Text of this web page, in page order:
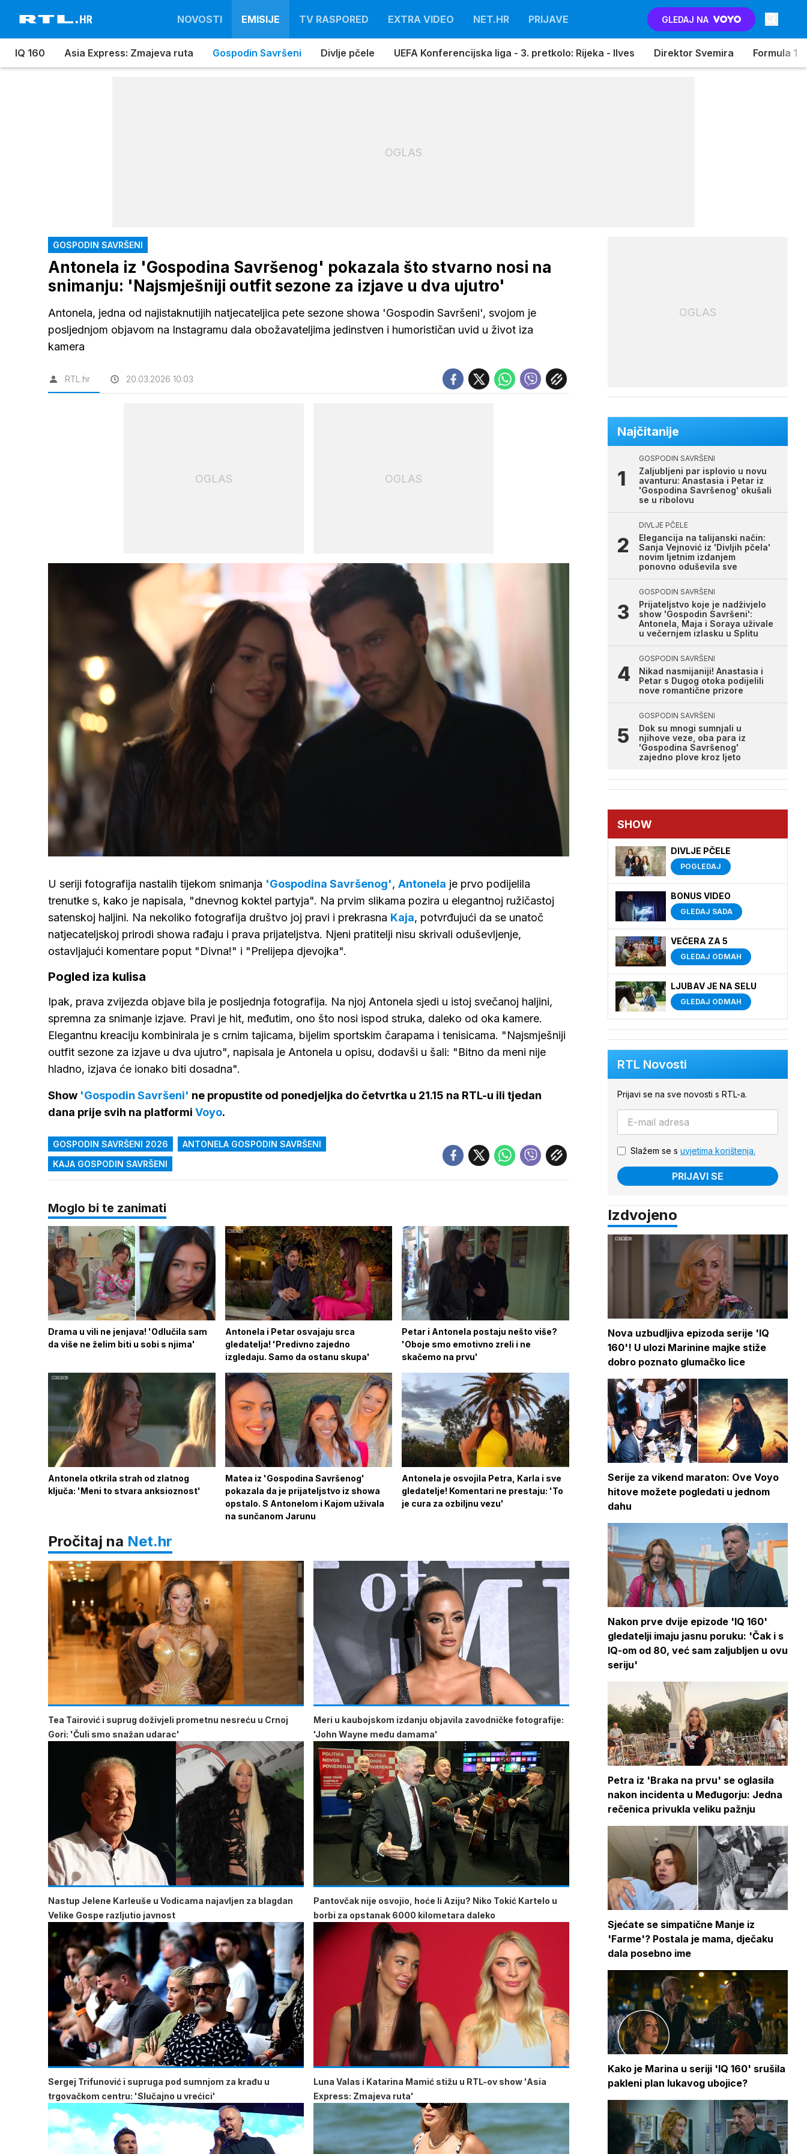
NOVOSTI EMISIJE TV RASPORED EXTRA VIDEO NET.HR PRIJAVE GLEDAJ NA
IQ 160 Asia Express: Zmajeva ruta Gospodin Savršeni Divlje pčele UEFA Konferencijska liga - 3. pretkolo: Rijeka - Ilves Direktor Svemira Formula 1
OGLAS
GOSPODIN SAVRŠENI
Antonela iz 'Gospodina Savršenog' pokazala što stvarno nosi na
snimanju: 'Najsmješniji outfit sezone za izjave u dva ujutro'
Antonela, jedna od najistaknutijih natjecateljica pete sezone showa 'Gospodin Savršeni', svojom je
posljednjom objavom na Instagramu dala obožavateljima jedinstven i humorističan uvid u život iza
kamera
RTL.hr 20.03.2026 10:03
OGLAS OGLAS
Upali
zvuk
U seriji fotografija nastalih tijekom snimanja 'Gospodina Savršenog', Antonela je prvo podijelila
trenutke s, kako je napisala, "dnevnog koktel partyja". Na prvim slikama pozira u elegantnoj ružičastoj
satenskoj haljini. Na nekoliko fotografija društvo joj pravi i prekrasna Kaja, potvrđujući da se unatoč
natjecateljskoj prirodi showa rađaju i prava prijateljstva. Njeni pratitelji nisu skrivali oduševljenje,
ostavljajući komentare poput "Divna!" i "Prelijepa djevojka".
Pogled iza kulisa
Ipak, prava zvijezda objave bila je posljednja fotografija. Na njoj Antonela sjedi u istoj svečanoj haljini,
spremna za snimanje izjave. Pravi je hit, međutim, ono što nosi ispod struka, daleko od oka kamere.
Elegantnu kreaciju kombinirala je s crnim tajicama, bijelim sportskim čarapama i tenisicama. "Najsmješniji
outfit sezone za izjave u dva ujutro", napisala je Antonela u opisu, dodavši u šali: "Bitno da meni nije
hladno, izjava će ionako biti dosadna".
Show 'Gospodin Savršeni' ne propustite od ponedjeljka do četvrtka u 21.15 na RTL-u ili tjedan
dana prije svih na platformi Voyo.
GOSPODIN SAVRŠENI 2026
ANTONELA GOSPODIN SAVRŠENI
KAJA GOSPODIN SAVRŠENI
Moglo bi te zanimati
Drama u vili ne jenjava! 'Odlučila sam
da više ne želim biti u sobi s njima'
Antonela i Petar osvajaju srca
gledatelja! 'Predivno zajedno
izgledaju. Samo da ostanu skupa'
Petar i Antonela postaju nešto više?
'Oboje smo emotivno zreli i ne
skačemo na prvu'
Antonela otkrila strah od zlatnog
ključa: 'Meni to stvara anksioznost'
Matea iz 'Gospodina Savršenog'
pokazala da je prijateljstvo iz showa
opstalo. S Antonelom i Kajom uživala
na sunčanom Jarunu
Antonela je osvojila Petra, Karla i sve
gledatelje! Komentari ne prestaju: 'To
je cura za ozbiljnu vezu'
Pročitaj na Net.hr
Tea Tairović i suprug doživjeli prometnu nesreću u Crnoj
Gori: 'Čuli smo snažan udarac'
Meri u kaubojskom izdanju objavila zavodničke fotografije:
'John Wayne među damama'
Nastup Jelene Karleuše u Vodicama najavljen za blagdan
Velike Gospe razljutio javnost
Pantovčak nije osvojio, hoće li Aziju? Niko Tokić Kartelo u
borbi za opstanak 6000 kilometara daleko
Sergej Trifunović i supruga pod sumnjom za krađu u
trgovačkom centru: 'Slučajno u vrećici'
Luna Valas i Katarina Mamić stižu u RTL-ov show 'Asia
Express: Zmajeva ruta'
OGLAS
Najčitanije
GOSPODIN SAVRŠENI
Zaljubljeni par isplovio u novu
avanturu: Anastasia i Petar iz
'Gospodina Savršenog' okušali
se u ribolovu
DIVLJE PČELE
Elegancija na talijanski način:
Sanja Vejnović iz 'Divljih pčela'
novim ljetnim izdanjem
ponovno oduševila sve
GOSPODIN SAVRŠENI
Prijateljstvo koje je nadživjelo
show 'Gospodin Savršeni':
Antonela, Maja i Soraya uživale
u večernjem izlasku u Splitu
GOSPODIN SAVRŠENI
Nikad nasmijaniji! Anastasia i
Petar s Dugog otoka podijelili
nove romantične prizore
GOSPODIN SAVRŠENI
Dok su mnogi sumnjali u
njihove veze, oba para iz
'Gospodina Savršenog'
zajedno plove kroz ljeto
SHOW
DIVLJE PČELE
POGLEDAJ
BONUS VIDEO
GLEDAJ SADA
VEČERA ZA 5
GLEDAJ ODMAH
LJUBAV JE NA SELU
GLEDAJ ODMAH
RTL Novosti
Prijavi se na sve novosti s RTL-a.
Slažem se s uvjetima korištenja.
PRIJAVI SE
Izdvojeno
Nova uzbudljiva epizoda serije 'IQ
160'! U ulozi Marinine majke stiže
dobro poznato glumačko lice
Serije za vikend maraton: Ove Voyo
hitove možete pogledati u jednom
dahu
Nakon prve dvije epizode 'IQ 160'
gledatelji imaju jasnu poruku: 'Čak i s
IQ-om od 80, već sam zaljubljen u ovu
seriju'
Petra iz 'Braka na prvu' se oglasila
nakon incidenta u Međugorju: Jedna
rečenica privukla veliku pažnju
Sjećate se simpatične Manje iz
'Farme'? Postala je mama, dječaku
dala posebno ime
Kako je Marina u seriji 'IQ 160' srušila
pakleni plan lukavog ubojice?